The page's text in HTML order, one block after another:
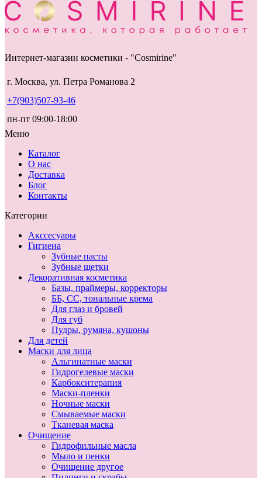
Интернет-магазин косметики - "Cosmirine"
г. Москва, ул. Петра Романова 2
+7(903)507-93-46
пн-пт 09:00-18:00
Меню
Каталог
О нас
Доставка
Блог
Контакты
Категории
Акссесуары
Гигиена
Зубные пасты
Зубные щетки
Декоративная косметика
Базы, праймеры, корректоры
ББ, СС, тональные крема
Для глаз и бровей
Для губ
Пудры, румяна, кушоны
Для детей
Маски для лица
Альгинатные маски
Гидрогелевые маски
Карбокситерапия
Маски-пленки
Ночные маски
Смываемые маски
Тканевая маска
Очищение
Гидрофильные масла
Мыло и пенки
Очищение другое